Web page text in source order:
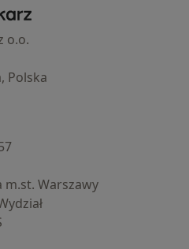
o.o.
Polska
m.st. Warszawy